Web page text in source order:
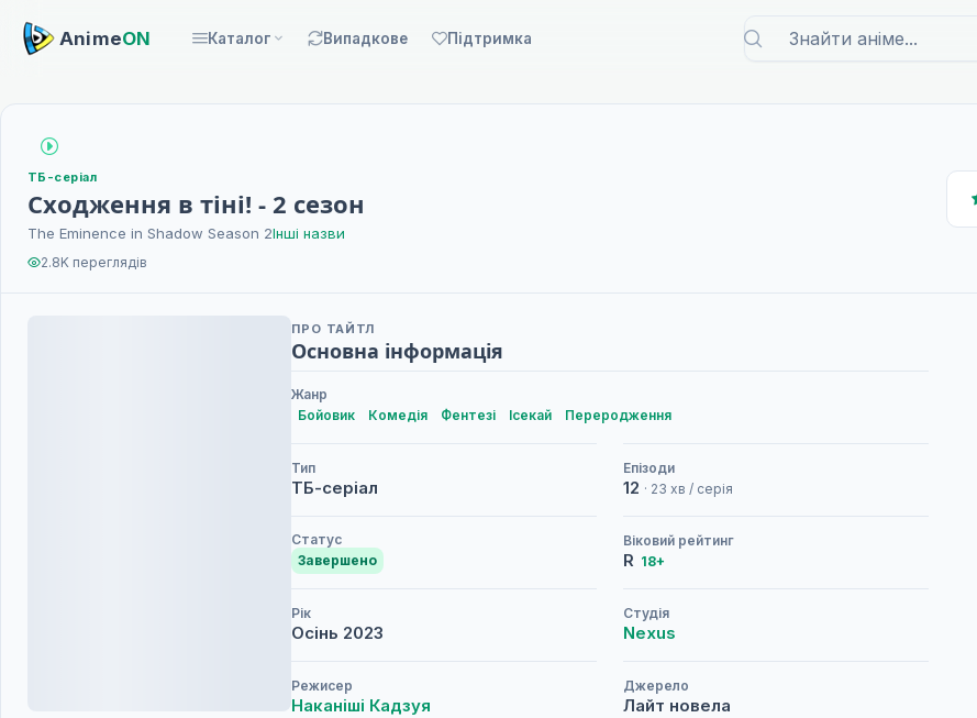
AnimeON Каталог Випадкове Підтримка
ТБ-серіал
Сходження в тіні! - 2 сезон
The Eminence in Shadow Season 2Інші назви
2.8K переглядів
ПРО ТАЙТЛ
Основна інформація
Жанр
Бойовик
Комедія Фентезі Ісекай Переродження
Тип
ТБ-серіал
Епізоди
12 · 23 хв / серія
Статус
Завершено
Віковий рейтинг
R 18+
Рік
Осінь 2023
Студія
Nexus
Режисер
Наканіші Кадзуя
Джерело
Лайт новела